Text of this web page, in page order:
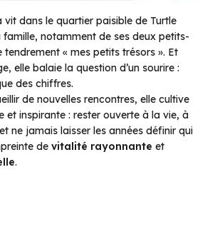
vit dans le quartier paisible de Turtle
famille, notamment de ses deux petits-
tendrement « mes petits trésors ». Et
elle balaie la question d’un sourire :
des chiffres.
de nouvelles rencontres, elle cultive
et inspirante : rester ouverte à la vie, à
ne jamais laisser les années définir qui
de vitalité rayonnante et
.